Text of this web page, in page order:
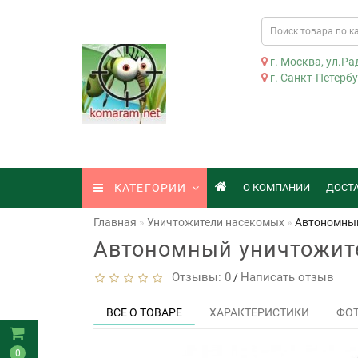
0
г. Москва,
г. Санкт-
КАТЕГОРИИ О КОМПАНИИ
Главная Уничтожители насекомых
Автономный
Отзывы: 0 / Написать отзыв
ВСЕ О ТОВАРЕ ХАРАКТЕРИСТИКИ